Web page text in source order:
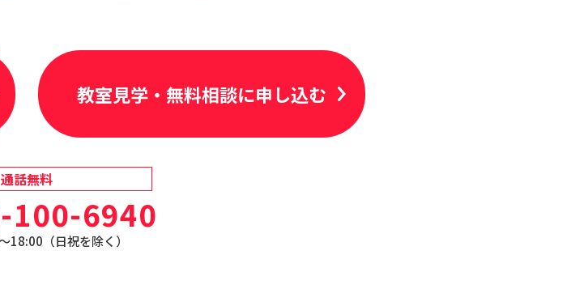
教室見学・無料相談に申し込む
通話無料
100-6940
18:00（日祝を除く）